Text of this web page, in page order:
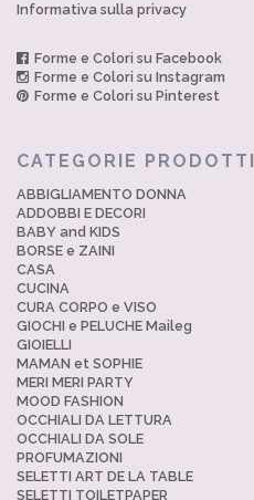
Informativa sulla privacy
Forme e Colori su Facebook
Forme e Colori su Instagram
Forme e Colori su Pinterest
CATEGORIE PRODOTTI
ABBIGLIAMENTO DONNA
ADDOBBI E DECORI
BABY and KIDS
BORSE e ZAINI
CASA
CUCINA
CURA CORPO e VISO
GIOCHI e PELUCHE Maileg
GIOIELLI
MAMAN et SOPHIE
MERI MERI PARTY
MOOD FASHION
OCCHIALI DA LETTURA
OCCHIALI DA SOLE
PROFUMAZIONI
SELETTI ART DE LA TABLE
SELETTI TOILETPAPER